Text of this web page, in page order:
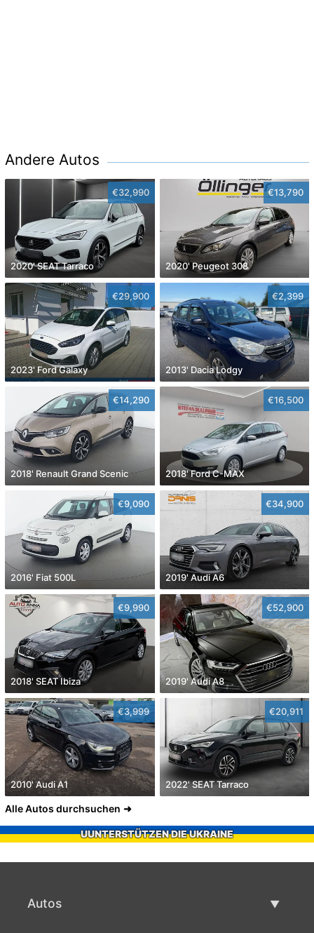
Andere Autos
€32,990
2020' SEAT Tarraco
€13,790
2020' Peugeot 308
€29,900
2023' Ford Galaxy
€2,399
2013' Dacia Lodgy
€14,290
2018' Renault Grand Scenic
€16,500
2018' Ford C-MAX
€9,090
2016' Fiat 500L
€34,900
2019' Audi A6
€9,990
2018' SEAT Ibiza
€52,900
2019' Audi A8
€3,999
2010' Audi A1
€20,911
2022' SEAT Tarraco
Alle Autos durchsuchen
UUNTERSTÜTZEN DIE UKRAINE
Autos